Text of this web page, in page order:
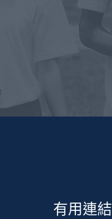
有用連結